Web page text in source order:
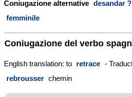
Coniugazione alternative desandar ?
femminile
Coniugazione del verbo
English translation: to retrace -
rebrousser chemin